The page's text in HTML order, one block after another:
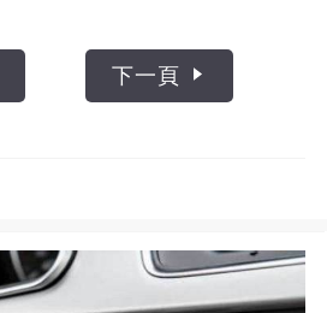
下一頁